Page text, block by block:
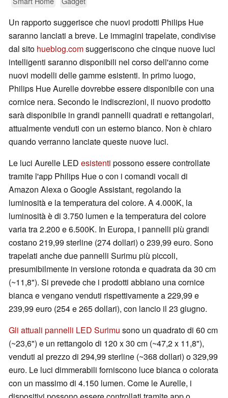
Un rapporto suggerisce che nuovi prodotti Philips Hue
saranno lanciati a breve. Le immagini trapelate, condivise
dal sito hueblog.comsuggeriscono che cinque nuove luci
intelligenti saranno disponibili nel corso dell'anno come
nuovi modelli delle gamme esistenti. In primo luogo,
Philips Hue Aurelle dovrebbe essere disponibile con una
cornice nera. Secondo le indiscrezioni, il nuovo prodotto
sarà disponibile in grandi pannelli quadrati e rettangolari,
attualmente venduti con un esterno bianco. Non è chiaro
quando verranno lanciate queste nuove luci.
Le luci Aurelle LED esistenti possono essere controllate
tramite l'app Philips Hue o con i comandi vocali di
Amazon Alexa o Google Assistant, regolando la
luminosità e la temperatura del colore. A 4.000K, la
luminosità è di 3.750 lumen e la temperatura del colore
varia tra 2.200 e 6.500K. In Europa, i pannelli più grandi
costano 219,99 sterline (274 dollari) o 239,99 euro. Sono
trapelati anche due pannelli Surimu più piccoli,
presumibilmente in versione rotonda e quadrata da 30 cm
(~11,8"). Si prevede che i prodotti abbiano una cornice
bianca e vengano venduti rispettivamente a 229,99 e
239,99 euro (254 e 265 dollari), con lancio il 23 giugno.
Gli attuali pannelli LED Surimu sono un quadrato di 60 cm
(~23,6") e un rettangolo di 120 x 30 cm (~47,2 x 11,8"),
venduti al prezzo di 294,99 sterline (~368 dollari) o 329,99
euro. Le luci dimmerabili forniscono luce bianca o colorata
con un massimo di 4.150 lumen. Come le Aurelle, i